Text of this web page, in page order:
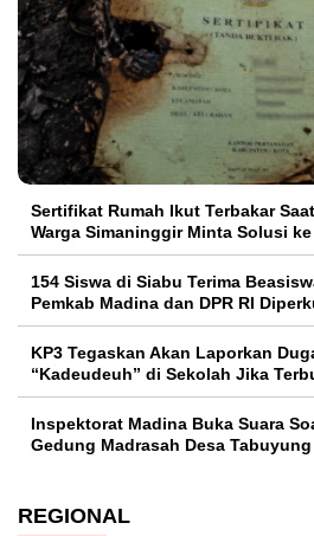
Sertifikat Rumah Ikut Terbakar
Warga Simaninggir Minta Solusi ke
154 Siswa di Siabu Terima
Pemkab Madina dan DPR RI
KP3 Tegaskan Akan Laporkan
“Kadeudeuh” di Sekolah Jika
Inspektorat Madina Buka Suara
Gedung Madrasah Desa
REGIONAL